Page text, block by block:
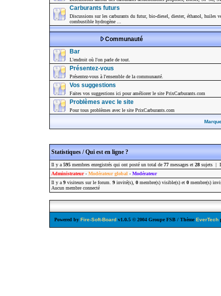
Carburants futurs
Discussions sur les carburants du futur, bio-diesel, diester, éthanol, huiles
combustible hydrogène ...
Communauté
Bar
L'endroit où l'on parle de tout.
Présentez-vous
Présentez-vous à l'ensemble de la communauté.
Vos suggestions
Faites vos suggestions ici pour améliorer le site PrixCarburants.com
Problèmes avec le site
Pour tous problèmes avec le site PrixCarburants.com
Statistiques / Qui est en ligne ?
Il y a 595 membres enregistrés qui ont posté un total de 77 messages et 28 sujets |
Administrateur- Modérateur global - Modérateur
Il y a 9 visiteurs sur le forum. 9 invité(s), 0 membre(s) visible(s) et 0 membre(s)
Aucun membre connecté
Powered by Fire-Soft-Board v1.0.5 © 2004 Groupe FSB / Thème EverTech